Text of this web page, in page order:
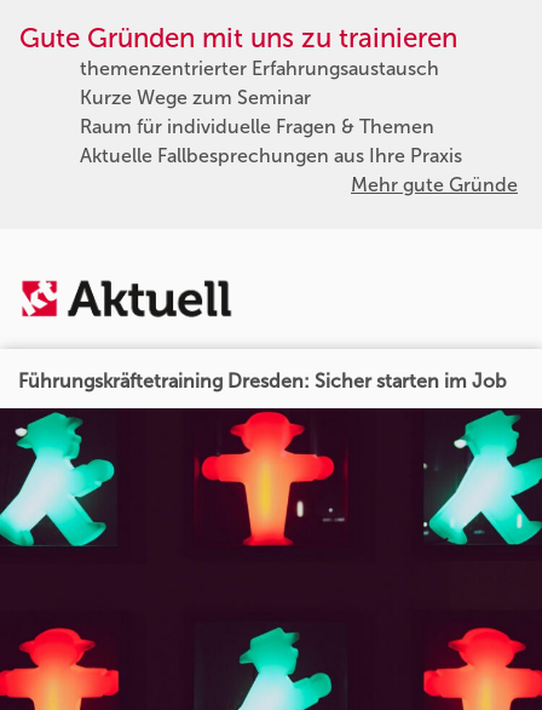
Gute Gründen mit uns zu trainieren
themenzentrierter Erfahrungsaustausch
Kurze Wege zum Seminar
Raum für individuelle Fragen & Themen
Aktuelle Fallbesprechungen aus Ihre Praxis
Mehr gute Gründe
Führungskräftetraining Dresden: Sicher starten im Job